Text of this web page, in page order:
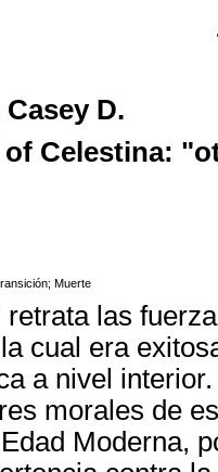
D.
of Celestina:
; Muerte
retrata las
cual era
a nivel
morales de
Moderna,